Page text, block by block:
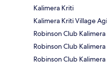
Kalimera Kriti
Kalimera Kriti Village
Robinson Club
Robinson Club
Robinson Club